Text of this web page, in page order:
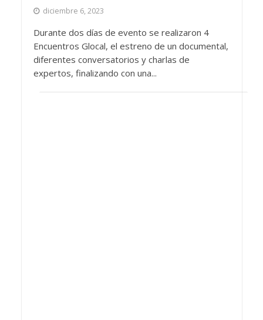
diciembre 6, 2023
Durante dos días de evento se realizaron 4
Encuentros Glocal, el estreno de un documental,
diferentes conversatorios y charlas de
expertos, finalizando con una...